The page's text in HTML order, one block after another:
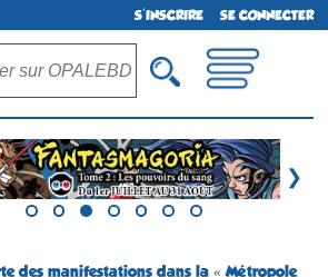
S'INSCRIRE SE CONNECTER
❯
des manifestations dans la « Métropole